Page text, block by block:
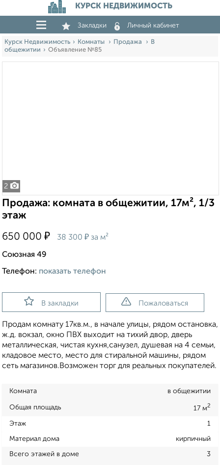
КУРСК НЕДВИЖИМОСТЬ
Закладки Личный кабинет
Курск Недвижимость Комнаты Продажа
В
общежитии
Объявление №85
2
Продажа: комната в общежитии, 17м², 1/3
этаж
650 000 ₽ 38 300 ₽ за м²
Союзная 49
Телефон: показать телефон
В закладки Пожаловаться
Продам комнату 17кв.м., в начале улицы, рядом остановка,
ж.д. вокзал, окно ПВХ выходит на тихий двор, дверь
металлическая, чистая кухня,санузел, душевая на 4 семьи,
кладовое место, место для стиральной машины, рядом
сеть магазинов.Возможен торг для реальных покупателей.
Комната в общежитии
Общая площадь 17 м2
Этаж 1
Материал дома кирпичный
Всего этажей в доме 3